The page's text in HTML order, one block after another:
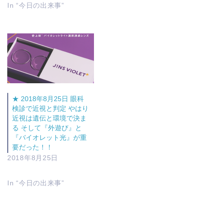
In “今日の出来事”
★ 2018年8月25日 眼科
検診で近視と判定 やはり
近視は遺伝と環境で決ま
る そして『外遊び』と
『バイオレット光』が重
要だった！！
2018年8月25日
In “今日の出来事”